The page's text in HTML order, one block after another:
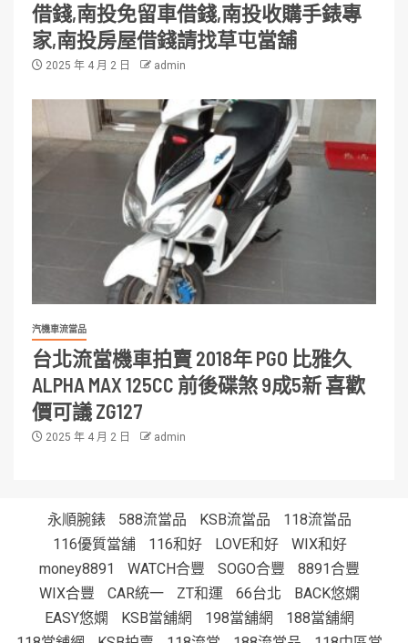
借錢,南投免留車借錢,南投收購手錶專
家,南投房屋借錢請找草屯當舖
2025 年 4 月 2 日 admin
汽機車流當品
台北流當機車拍賣 2018年 PGO 比雅久
ALPHA MAX 125CC 前後碟煞 9成5新 喜歡
價可議 ZG127
2025 年 4 月 2 日 admin
永順腕錶 588流當品 KSB流當品
118流當品
116優質當舖
116和好 LOVE和好
WIX和好
money8891
WATCH合豐 SOGO合豐
8891合豐
WIX合豐
CAR統一 ZT和運 66台北
BACK悠嫻
EASY悠嫻
KSB當舖網 198當舖網
188當舖網